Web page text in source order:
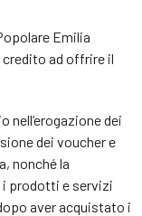
Emilia
ad offrire il
nell’erogazione dei
dei voucher e
nonché la
i prodotti e servizi
aver acquistato i